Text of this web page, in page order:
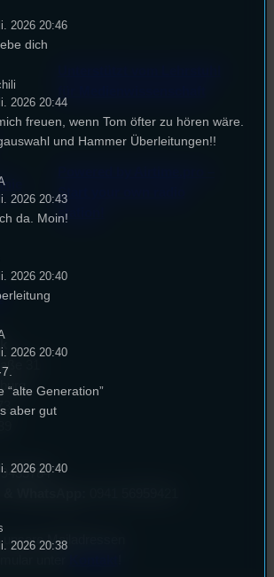
Start your own radio
station!
31
WhatsApp:
unsere Mailadressen
unter
2026 20:46
dich
2026 20:44
freuen, wenn Tom öfter zu hören wäre.
und Hammer Überleitungen!!
2026 20:43
da. Moin!
2026 20:40
2026 20:40
“alte Generation”
aber gut
2026 20:40
2026 20:38